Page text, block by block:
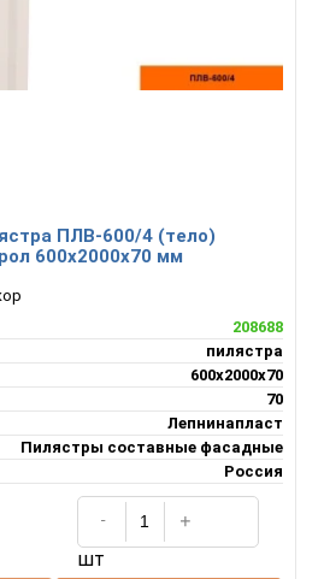
ПЛВ-600/4 (тело)
600х2000х70 мм
208688
пилястра
600х2000х70
70
Лепнинапласт
Пилястры составные фасадные
Россия
шт